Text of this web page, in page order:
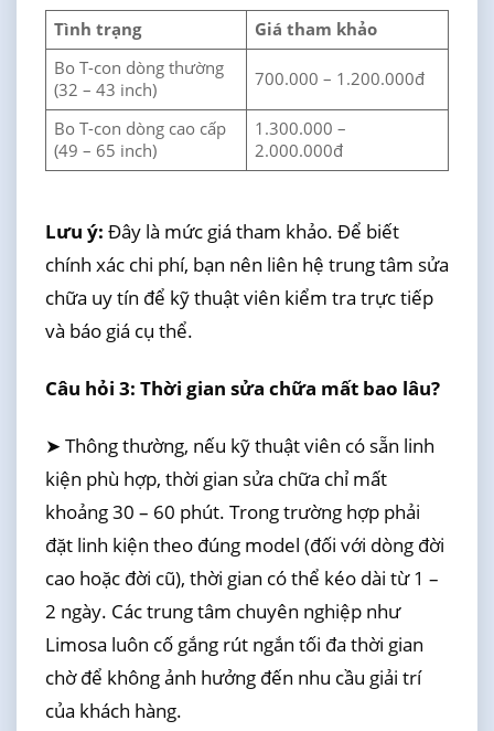
Tình trạng
Giá tham khảo
Bo T-con dòng thường
(32 – 43 inch)
700.000 – 1.200.000đ
Bo T-con dòng cao cấp
(49 – 65 inch)
1.300.000 –
2.000.000đ
Lưu ý: Đây là mức giá tham khảo. Để biết
chính xác chi phí, bạn nên liên hệ trung tâm sửa
chữa uy tín để kỹ thuật viên kiểm tra trực tiếp
và báo giá cụ thể.
Câu hỏi 3: Thời gian sửa chữa mất bao lâu?
➤ Thông thường, nếu kỹ thuật viên có sẵn linh
kiện phù hợp, thời gian sửa chữa chỉ mất
khoảng 30 – 60 phút. Trong trường hợp phải
đặt linh kiện theo đúng model (đối với dòng đời
cao hoặc đời cũ), thời gian có thể kéo dài từ 1 –
2 ngày. Các trung tâm chuyên nghiệp như
Limosa luôn cố gắng rút ngắn tối đa thời gian
chờ để không ảnh hưởng đến nhu cầu giải trí
của khách hàng.